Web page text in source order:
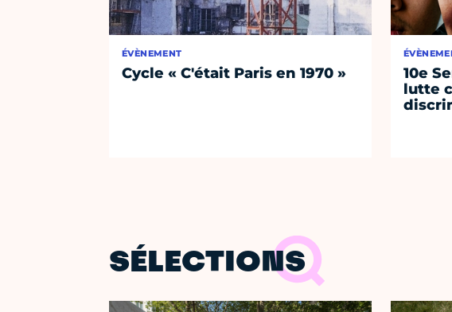
ÉVÈNEMENT
Cycle « C'était Paris en 1970 »
10e
lutte
SÉLECTIONS